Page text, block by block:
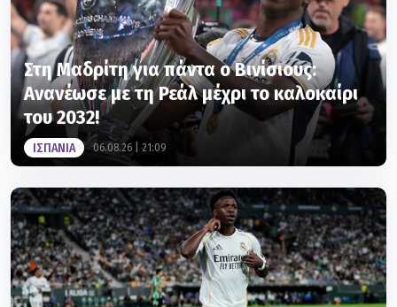
Στη Μαδρίτη για πάντα ο Βινίσιους:
Ανανέωσε με τη Ρεάλ μέχρι το καλοκαίρι
του 2032!
ΙΣΠΑΝΙΑ 06.08.26 | 21:09